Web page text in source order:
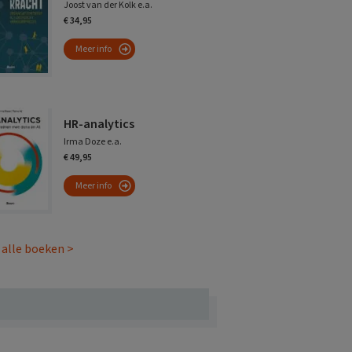
Joost van der Kolk e.a.
€ 34,95
Meer info
HR-analytics
Irma Doze e.a.
€ 49,95
Meer info
boeken >